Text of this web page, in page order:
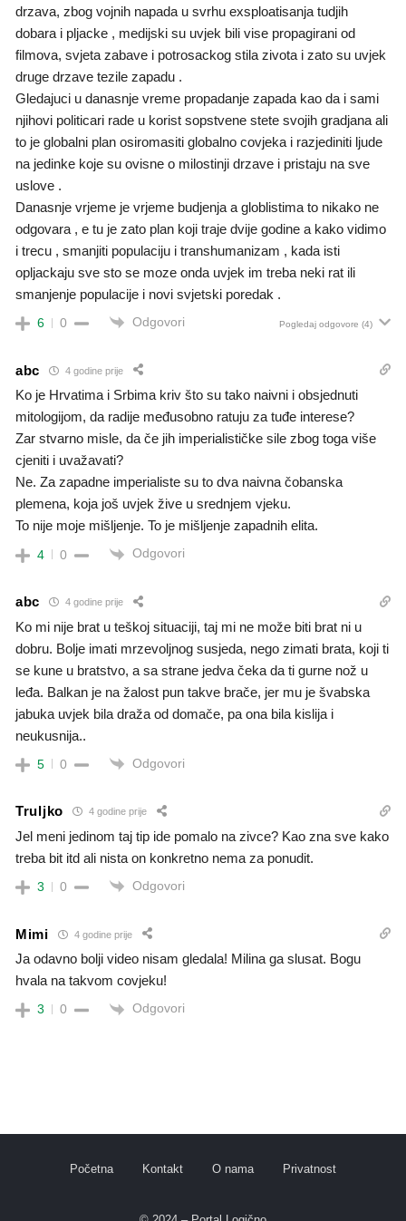
drzava, zbog vojnih napada u svrhu exsploatisanja tudjih
dobara i pljacke , medijski su uvjek bili vise propagirani od
filmova, svjeta zabave i potrosackog stila zivota i zato su uvjek
druge drzave tezile zapadu .
Gledajuci u danasnje vreme propadanje zapada kao da i sami
njihovi politicari rade u korist sopstvene stete svojih gradjana ali
to je globalni plan osiromasiti globalno covjeka i razjediniti ljude
na jedinke koje su ovisne o milostinji drzave i pristaju na sve
uslove .
Danasnje vrjeme je vrjeme budjenja a globlistima to nikako ne
odgovara , e tu je zato plan koji traje dvije godine a kako vidimo
i trecu , smanjiti populaciju i transhumanizam , kada isti
opljackaju sve sto se moze onda uvjek im treba neki rat ili
smanjenje populacije i novi svjetski poredak .
6 0 Odgovori Pogledaj odgovore (4)
abc 4 godine prije
Ko je Hrvatima i Srbima kriv što su tako naivni i obsjednuti
mitologijom, da radije međusobno ratuju za tuđe interese?
Zar stvarno misle, da če jih imperialističke sile zbog toga više
cjeniti i uvažavati?
Ne. Za zapadne imperialiste su to dva naivna čobanska
plemena, koja još uvjek žive u srednjem vjeku.
To nije moje mišljenje. To je mišljenje zapadnih elita.
4 0 Odgovori
abc 4 godine prije
Ko mi nije brat u teškoj situaciji, taj mi ne može biti brat ni u
dobru. Bolje imati mrzevoljnog susjeda, nego zimati brata, koji ti
se kune u bratstvo, a sa strane jedva čeka da ti gurne nož u
leđa. Balkan je na žalost pun takve brače, jer mu je švabska
jabuka uvjek bila draža od domače, pa ona bila kislija i
neukusnija..
5 0 Odgovori
Truljko 4 godine prije
Jel meni jedinom taj tip ide pomalo na zivce? Kao zna sve kako
treba bit itd ali nista on konkretno nema za ponudit.
3 0 Odgovori
Mimi 4 godine prije
Ja odavno bolji video nisam gledala! Milina ga slusat. Bogu
hvala na takvom covjeku!
3 0 Odgovori
Početna Kontakt O nama Privatnost